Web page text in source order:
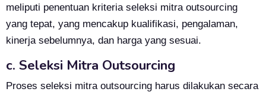
meliputi penentuan kriteria seleksi mitra outsourcing
yang tepat, yang mencakup kualifikasi, pengalaman,
kinerja sebelumnya, dan harga yang sesuai.
c. Seleksi Mitra Outsourcing
Proses seleksi mitra outsourcing harus dilakukan secara